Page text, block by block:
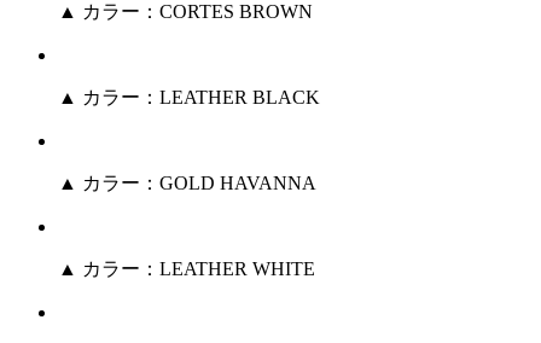
▲ カラー：CORTES BROWN
▲ カラー：LEATHER BLACK
▲ カラー：GOLD HAVANNA
▲ カラー：LEATHER WHITE